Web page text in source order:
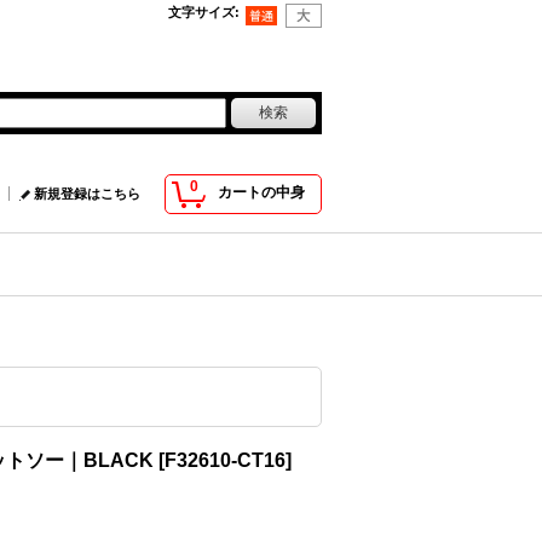
文字サイズ:
0 カートの中身
新規登録はこちら
トソー｜BLACK [F32610-CT16]